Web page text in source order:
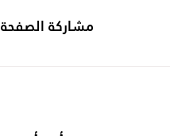
مشاركة الصفحة